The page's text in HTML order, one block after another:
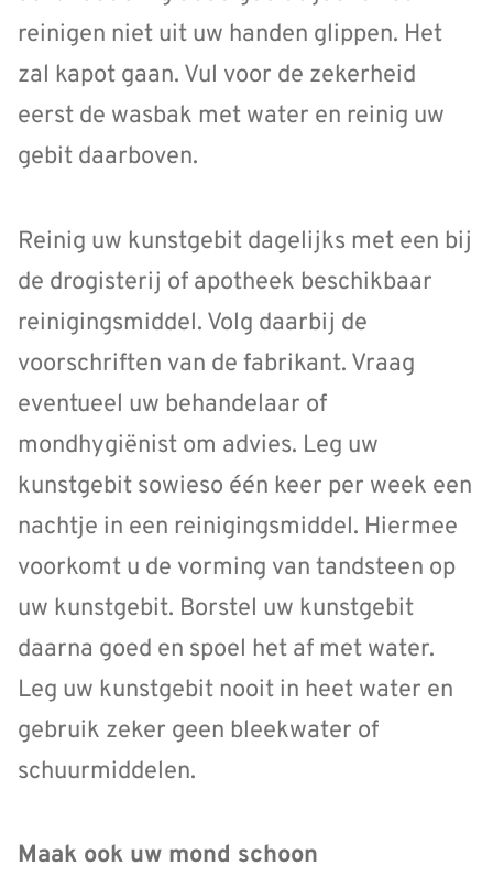
reinigen niet uit uw handen glippen. Het
zal kapot gaan. Vul voor de zekerheid
eerst de wasbak met water en reinig uw
gebit daarboven.
Reinig uw kunstgebit dagelijks met een bij
de drogisterij of apotheek beschikbaar
reinigingsmiddel. Volg daarbij de
voorschriften van de fabrikant. Vraag
eventueel uw behandelaar of
mondhygiënist om advies. Leg uw
kunstgebit sowieso één keer per week een
nachtje in een reinigingsmiddel. Hiermee
voorkomt u de vorming van tandsteen op
uw kunstgebit. Borstel uw kunstgebit
daarna goed en spoel het af met water.
Leg uw kunstgebit nooit in heet water en
gebruik zeker geen bleekwater of
schuurmiddelen.
Maak ook uw mond schoon